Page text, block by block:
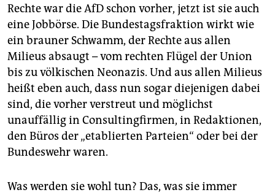
Rechte war die AfD schon vorher, jetzt ist sie auch
eine Jobbörse. Die Bundestagsfraktion wirkt wie
ein brauner Schwamm, der Rechte aus allen
Milieus absaugt – vom rechten Flügel der Union
bis zu völkischen Neonazis. Und aus allen Milieus
heißt eben auch, dass nun sogar diejenigen dabei
sind, die vorher verstreut und möglichst
unauffällig in Consultingfirmen, in Redaktionen,
den Büros der „etablierten Parteien“ oder bei der
Bundeswehr waren.
Was werden sie wohl tun? Das, was sie immer